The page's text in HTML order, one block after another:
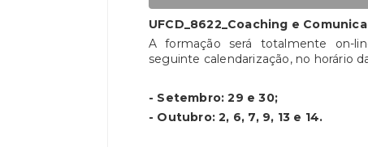
UFCD_8622_Coaching e
A formação será totalmente on-
seguinte calendarização, no horário
- Setembro: 29 e 30;
- Outubro: 2, 6, 7, 9, 13 e 14.